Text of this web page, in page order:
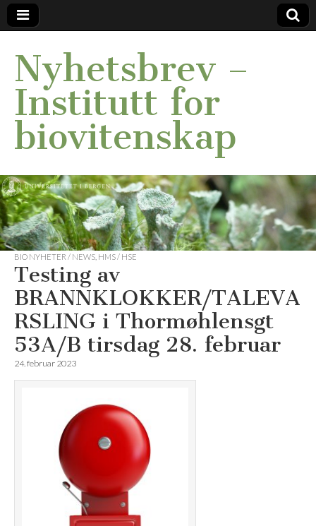
Nyhetsbrev –
Institutt for
biovitenskap
BIO NYHETER / NEWS HMS / HSE
Testing av
BRANNKLOKKER/TALEVA
RSLING i Thormøhlensgt
53A/B tirsdag 28. februar
24. februar 2023